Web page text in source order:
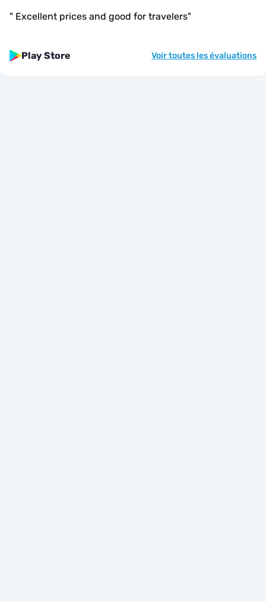
" Excellent prices and good for travelers"
Play Store Voir toutes les évaluations